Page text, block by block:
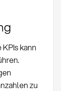
kann
zu